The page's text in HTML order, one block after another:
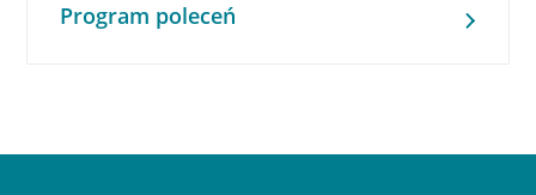
Program poleceń